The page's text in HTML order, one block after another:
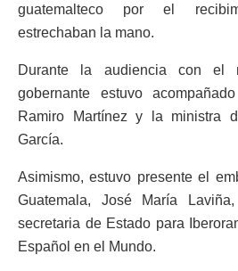
guatemalteco por el
estrechaban la mano.
Durante la audiencia con el
gobernante estuvo
Ramiro Martínez y la ministra
García.
Asimismo, estuvo presente el
Guatemala, José María
secretaria de Estado para
Español en el Mundo.